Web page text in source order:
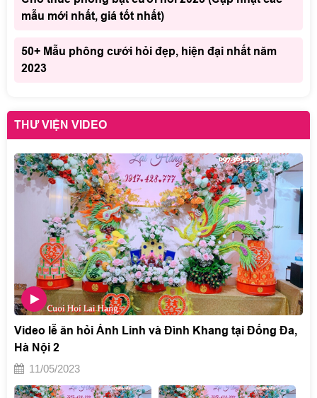
mẫu mới nhất, giá tốt nhất)
50+ Mẫu phông cưới hỏi đẹp, hiện đại nhất năm
2023
THƯ VIỆN VIDEO
Video lễ ăn hỏi Ánh Linh và Đình Khang tại Đống Đa,
Hà Nội 2
11/05/2023